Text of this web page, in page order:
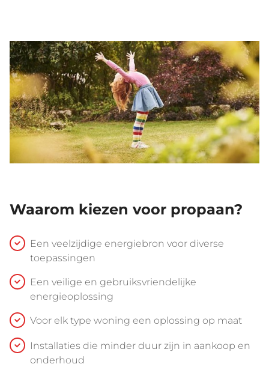
Waarom kiezen voor propaan?
Een veelzijdige energiebron voor diverse
toepassingen
Een veilige en gebruiksvriendelijke
energieoplossing
Voor elk type woning een oplossing op maat
Installaties die minder duur zijn in aankoop en
onderhoud